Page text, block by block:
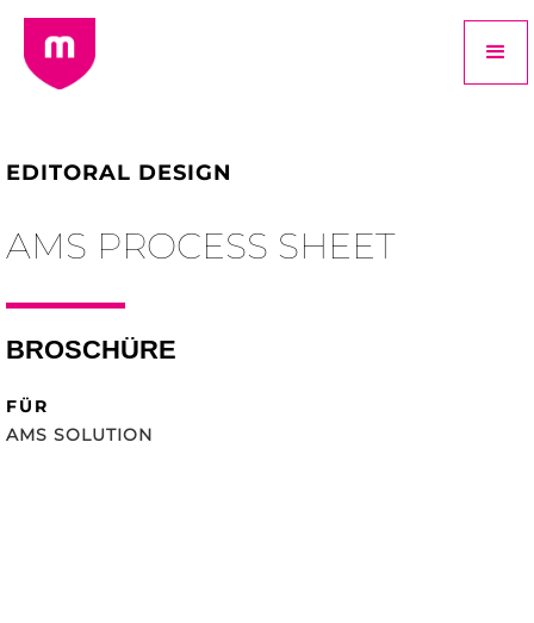
EDITORAL DESIGN
AMS PROCESS SHEET
BROSCHÜRE
FÜR
AMS SOLUTION